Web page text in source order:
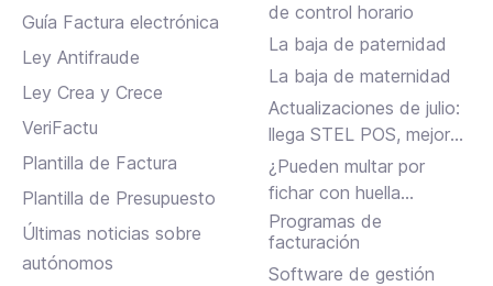
Guía Factura electrónica
Ley Antifraude
Ley Crea y Crece
VeriFactu
Plantilla de Factura
Plantilla de Presupuesto
Últimas noticias sobre
autónomos
de control horario
La baja de paternidad
La baja de maternidad
Actualizaciones de julio:
llega STEL POS, mejoras
en Assistant, albaranes
en Inbox y más
¿Pueden multar por
fichar con huella
dactilar?
Programas de
facturación
Software de gestión